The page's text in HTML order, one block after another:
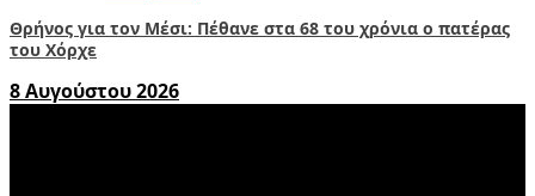
Θρήνος για τον Μέσι: Πέθανε στα 68 του χρόνια ο πατέρας
του Χόρχε
8 Αυγούστου 2026